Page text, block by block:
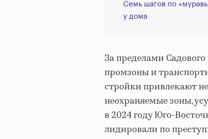
Семь шагов по
у дома
За пределами
промзоны и
стройки привлекают
неохраняемые зоны,
в 2024 году Юго-
лидировали по